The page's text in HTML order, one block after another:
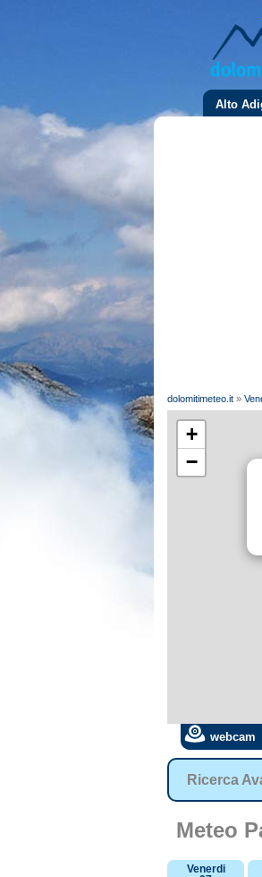
Alto
dolomitimeteo.it »
+
−
webcam
Ricerca
Meteo
Venerdi